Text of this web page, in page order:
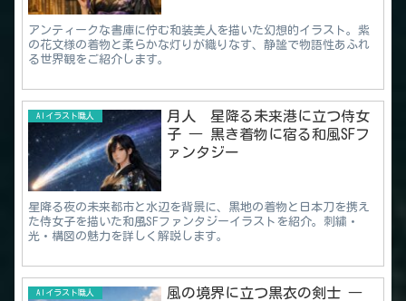
アンティークな書庫に佇む和装美人を描いた幻想的イラスト。紫
の花文様の着物と柔らかな灯りが織りなす、静謐で物語性あふれ
る世界観をご紹介します。
AIイラスト職人
月人 星降る未来港に立つ侍女
子 ― 黒き着物に宿る和風SFフ
ァンタジー
星降る夜の未来都市と水辺を背景に、黒地の着物と日本刀を携え
た侍女子を描いた和風SFファンタジーイラストを紹介。刺繍・
光・構図の魅力を詳しく解説します。
AIイラスト職人
風の境界に立つ黒衣の剣士 ―